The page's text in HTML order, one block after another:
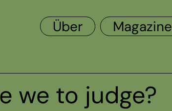
Über Magazine
we to judge?